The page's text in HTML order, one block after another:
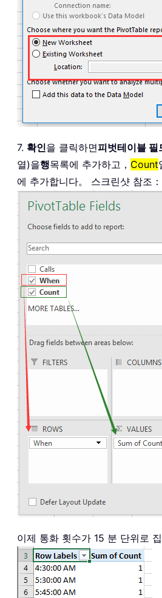
7. 확인을 클릭하면피벗테이블 필
열)을행목록에 추가하고， Count
에 추가합니다。 스크린샷 참조：
이제 통화 횟수가 15 분 단위로 집